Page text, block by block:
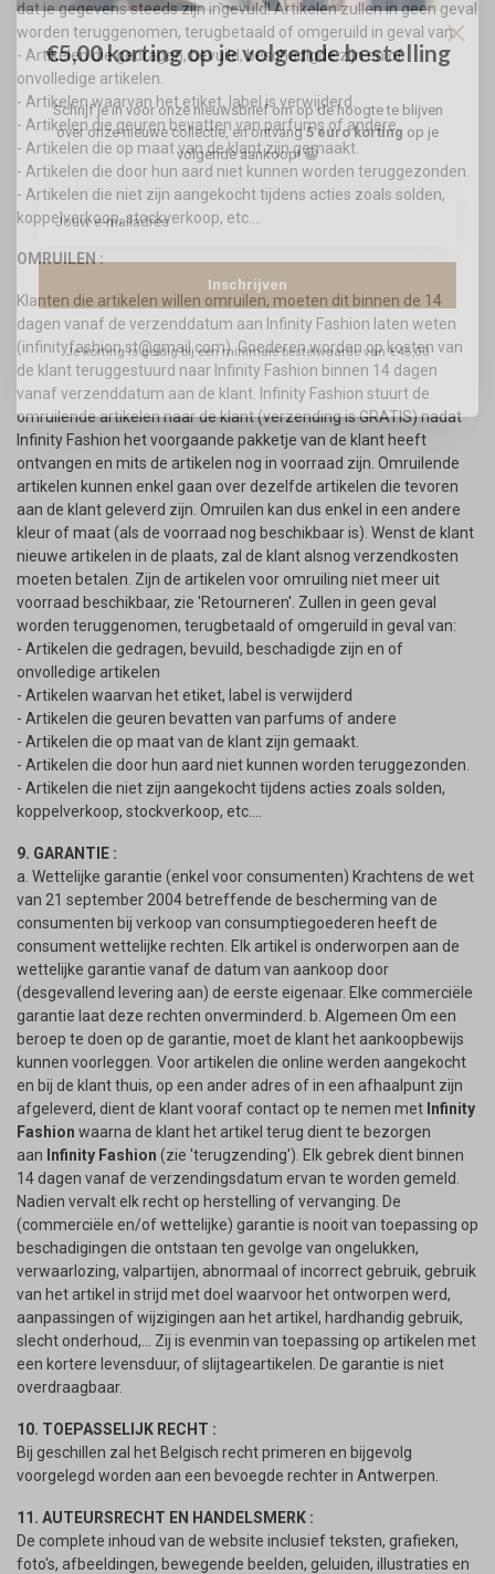
dat je gegevens steeds zijn ingevuld! Artikelen zullen in geen geval
worden teruggenomen, terugbetaald of omgeruild in geval van:
- Artikelen die gedragen, bevuild, beschadigde zijn en of
onvolledige artikelen.
- Artikelen waarvan het etiket, label is verwijderd.
- Artikelen die geuren bevatten van parfums of andere.
- Artikelen die op maat van de klant zijn gemaakt.
- Artikelen die door hun aard niet kunnen worden teruggezonden.
- Artikelen die niet zijn aangekocht tijdens acties zoals solden,
koppelverkoop, stockverkoop, etc....
OMRUILEN :
Klanten die artikelen willen omruilen, moeten dit binnen de 14
dagen vanaf de verzenddatum aan Infinity Fashion laten weten
(infinityfashion.st@gmail.com). Goederen worden op kosten van
de klant teruggestuurd naar Infinity Fashion binnen 14 dagen
vanaf verzenddatum aan de klant. Infinity Fashion stuurt de
omruilende artikelen naar de klant (verzending is GRATIS) nadat
Infinity Fashion het voorgaande pakketje van de klant heeft
ontvangen en mits de artikelen nog in voorraad zijn. Omruilende
artikelen kunnen enkel gaan over dezelfde artikelen die tevoren
aan de klant geleverd zijn. Omruilen kan dus enkel in een andere
kleur of maat (als de voorraad nog beschikbaar is). Wenst de klant
nieuwe artikelen in de plaats, zal de klant alsnog verzendkosten
moeten betalen. Zijn de artikelen voor omruiling niet meer uit
voorraad beschikbaar, zie 'Retourneren'. Zullen in geen geval
worden teruggenomen, terugbetaald of omgeruild in geval van:
- Artikelen die gedragen, bevuild, beschadigde zijn en of
onvolledige artikelen
- Artikelen waarvan het etiket, label is verwijderd
- Artikelen die geuren bevatten van parfums of andere
- Artikelen die op maat van de klant zijn gemaakt.
- Artikelen die door hun aard niet kunnen worden teruggezonden.
- Artikelen die niet zijn aangekocht tijdens acties zoals solden,
koppelverkoop, stockverkoop, etc....
9. GARANTIE :
a. Wettelijke garantie (enkel voor consumenten) Krachtens de wet
van 21 september 2004 betreffende de bescherming van de
consumenten bij verkoop van consumptiegoederen heeft de
consument wettelijke rechten. Elk artikel is onderworpen aan de
wettelijke garantie vanaf de datum van aankoop door
(desgevallend levering aan) de eerste eigenaar. Elke commerciële
garantie laat deze rechten onverminderd. b. Algemeen Om een
beroep te doen op de garantie, moet de klant het aankoopbewijs
kunnen voorleggen. Voor artikelen die online werden aangekocht
en bij de klant thuis, op een ander adres of in een afhaalpunt zijn
afgeleverd, dient de klant vooraf contact op te nemen met Infinity
Fashion waarna de klant het artikel terug dient te bezorgen
aan Infinity Fashion (zie 'terugzending'). Elk gebrek dient binnen
14 dagen vanaf de verzendingsdatum ervan te worden gemeld.
Nadien vervalt elk recht op herstelling of vervanging. De
(commerciële en/of wettelijke) garantie is nooit van toepassing op
beschadigingen die ontstaan ten gevolge van ongelukken,
verwaarlozing, valpartijen, abnormaal of incorrect gebruik, gebruik
van het artikel in strijd met doel waarvoor het ontworpen werd,
aanpassingen of wijzigingen aan het artikel, hardhandig gebruik,
slecht onderhoud,... Zij is evenmin van toepassing op artikelen met
een kortere levensduur, of slijtageartikelen. De garantie is niet
overdraagbaar.
10. TOEPASSELIJK RECHT :
Bij geschillen zal het Belgisch recht primeren en bijgevolg
voorgelegd worden aan een bevoegde rechter in Antwerpen.
11. AUTEURSRECHT EN HANDELSMERK :
De complete inhoud van de website inclusief teksten, grafieken,
foto's, afbeeldingen, bewegende beelden, geluiden, illustraties en
€5,00 korting op je volgende bestelling
Schrijf je in voor onze nieuwsbrief om op de hoogte te blijven
over onze nieuwe collectie, en ontvang5 euro korting op je
volgende aankoop! 😀
Inschrijven
Je korting is geldig bij een minimale bestelwaarde van €45,00